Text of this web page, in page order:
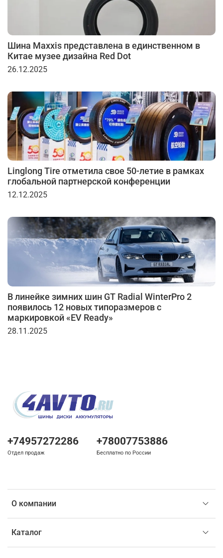
Шина Maxxis представлена в единственном в
Китае музее дизайна Red Dot
26.12.2025
Linglong Tire отметила свое 50-летие в рамках
глобальной партнерской конференции
12.12.2025
В линейке зимних шин GT Radial WinterPro 2
появилось 12 новых типоразмеров с
маркировкой «EV Ready»
28.11.2025
О компании
Каталог
+74957272286
Отдел продаж
+78007753886
Бесплатно по России